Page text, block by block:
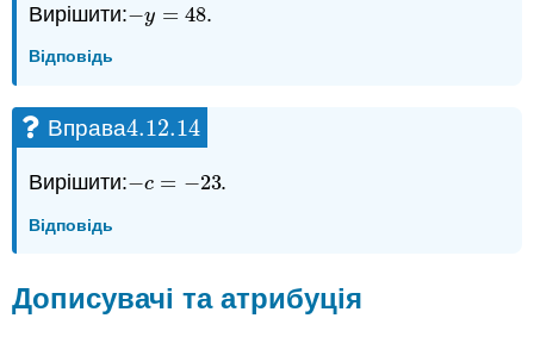
Вирішити:−y = 48
−y=48 .
Відповідь
Вправа4.12.14
4.12.14
Вирішити:−c = −23
−c=− 23 .
Відповідь
Дописувачі та атрибуція